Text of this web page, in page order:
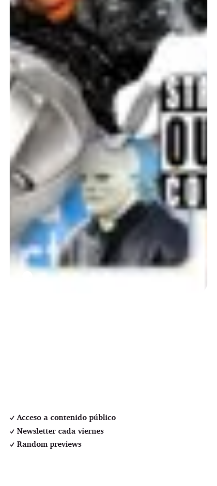
⚉
Acceso a contenido público
Newsletter cada viernes
Random previews